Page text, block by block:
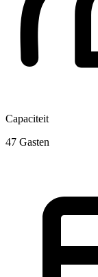
Capaciteit
47 Gasten